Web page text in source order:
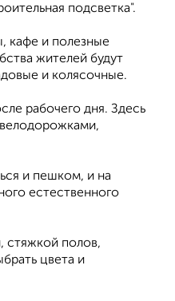
подсветка".
кафе и полезные
жителей будут
и колясочные.
рабочего дня. Здесь
и пешком, и на
естественного
стяжкой полов,
цвета и